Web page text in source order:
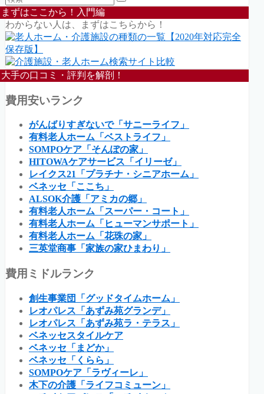
まずはここから！入門編
わからない人は、まずはこちらから！
大手の口コミ・評判を解剖！
費用安いランク
がんばりすぎないで「サニーライフ」
有料老人ホーム「ベストライフ」
SOMPOケア「そんぽの家」
HITOWAケアサービス「イリーゼ」
レイクス21「プラチナ・シニアホーム」
ベネッセ「ここち」
ALSOK介護「アミカの郷」
有料老人ホーム「スーパー・コート」
有料老人ホーム「ヒューマンサポート」
有料老人ホーム「花珠の家」
三英堂商事「家族の家ひまわり」
費用ミドルランク
創生事業団「グッドタイムホーム」
レオパレス「あずみ苑グランデ」
レオパレス「あずみ苑ラ・テラス」
ベネッセスタイルケア
ベネッセ「まどか」
ベネッセ「くらら」
SOMPOケア「ラヴィーレ」
木下の介護「ライフコミューン」